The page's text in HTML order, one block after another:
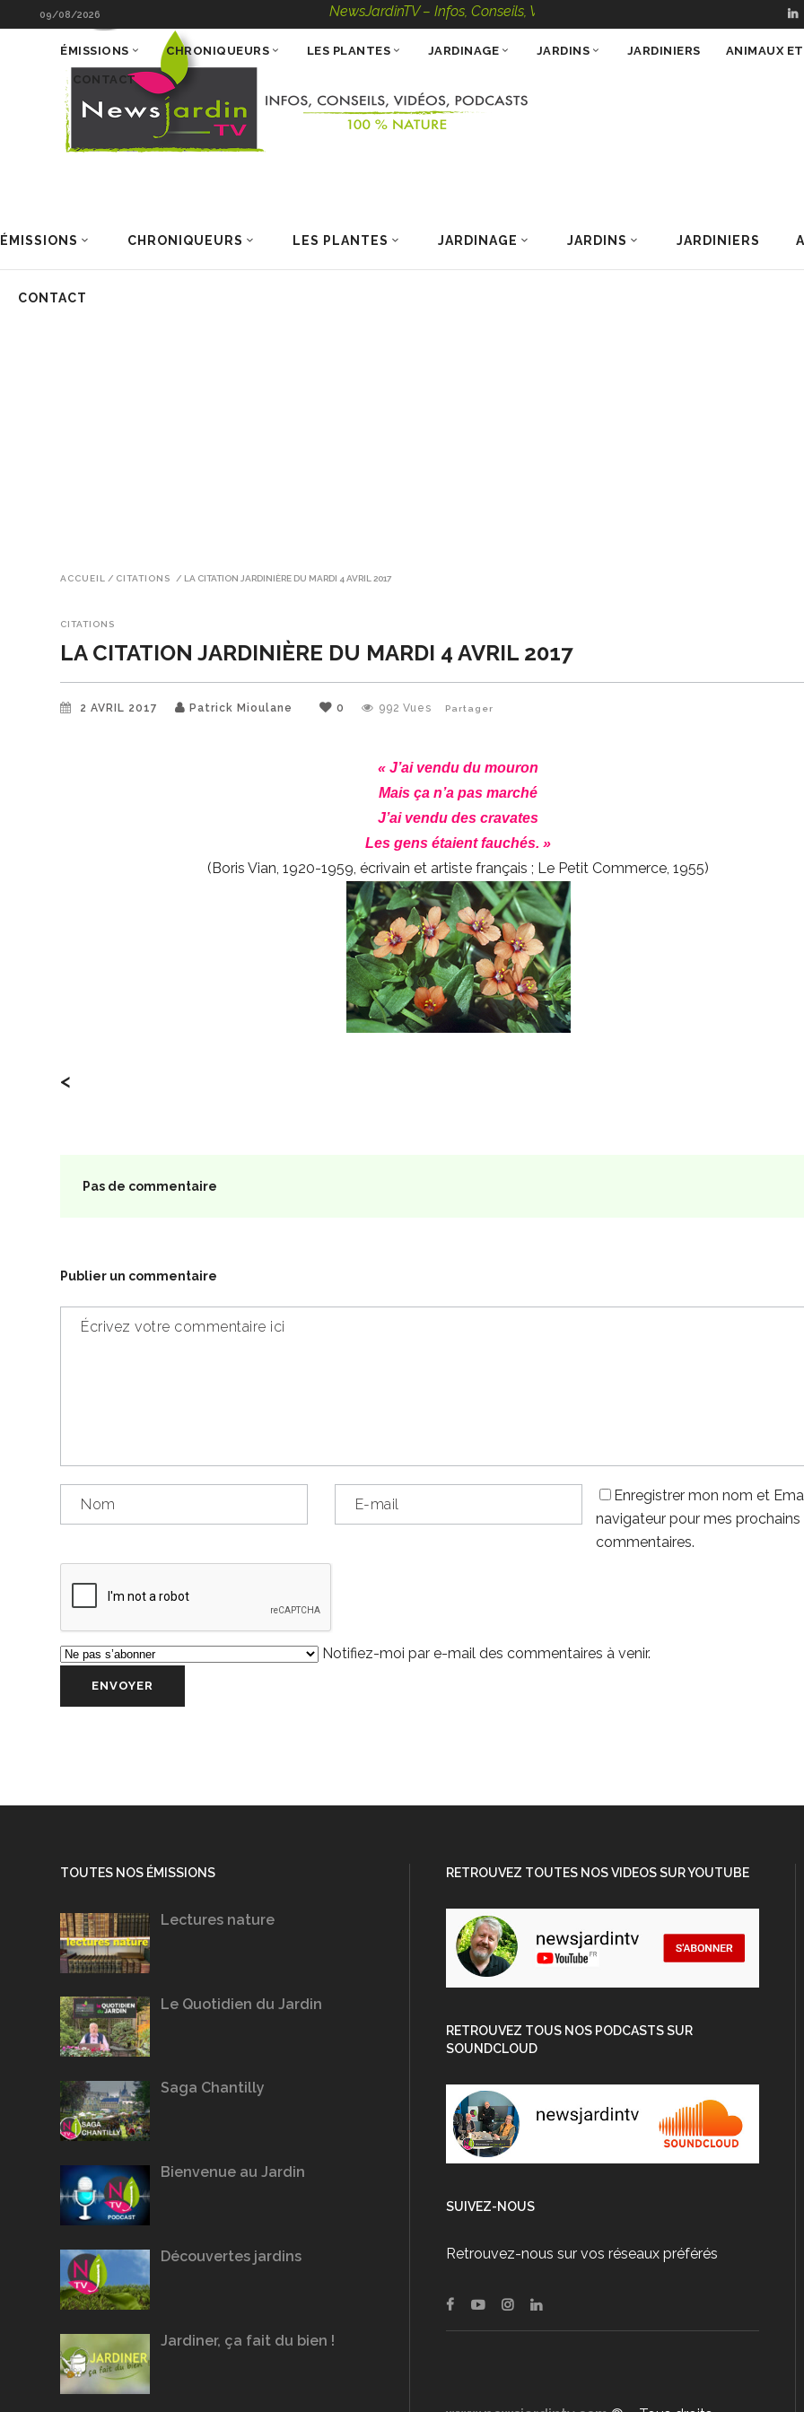
09/08/2026 NewsJardinTV – Infos, Conseils, Vidéos, Podcasts – 100 % Nature
ÉMISSIONS CHRONIQUEURS LES PLANTES JARDINAGE JARDINS JARDINIERS
CONTACT
ÉMISSIONS CHRONIQUEURS LES PLANTES JARDINAGE JARDINS JARDINIERS ANIMAUX
CONTACT
ACCUEIL / CITATIONS / LA CITATION JARDINIÈRE DU MARDI 4 AVRIL 2017
CITATIONS
LA CITATION JARDINIÈRE DU MARDI 4 AVRIL 2017
2 AVRIL 2017 Patrick Mioulane 0 992 Vues Partager
« J’ai vendu du mouron
Mais ça n’a pas marché
J’ai vendu des cravates
Les gens étaient fauchés. »
(Boris Vian, 1920-1959, écrivain et artiste français ; Le Petit Commerce, 1955)
<
Pas de commentaire
Publier un commentaire
Enregistrer mon nom et
navigateur pour mes prochains
commentaires.
Notifiez-moi par e-mail des commentaires à venir.
TOUTES NOS ÉMISSIONS
Lectures nature
Le Quotidien du Jardin
Saga Chantilly
Bienvenue au Jardin
Découvertes jardins
Jardiner, ça fait du bien !
RETROUVEZ TOUTES NOS VIDEOS SUR YOUTUBE
RETROUVEZ TOUS NOS PODCASTS SUR
SOUNDCLOUD
SUIVEZ-NOUS
Retrouvez-nous sur vos réseaux préférés